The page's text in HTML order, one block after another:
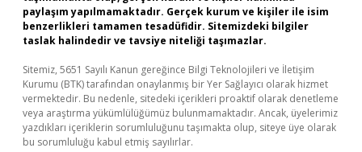
paylaşım yapılmamaktadır. Gerçek kurum ve kişiler ile isim
benzerlikleri tamamen tesadüfidir. Sitemizdeki bilgiler
taslak halindedir ve tavsiye niteliği taşımazlar.
Sitemiz, 5651 Sayılı Kanun gereğince Bilgi Teknolojileri ve İletişim
Kurumu (BTK) tarafından onaylanmış bir Yer Sağlayıcı olarak hizmet
vermektedir. Bu nedenle, sitedeki içerikleri proaktif olarak denetleme
veya araştırma yükümlülüğümüz bulunmamaktadır. Ancak, üyelerimiz
yazdıkları içeriklerin sorumluluğunu taşımakta olup, siteye üye olarak
bu sorumluluğu kabul etmiş sayılırlar.